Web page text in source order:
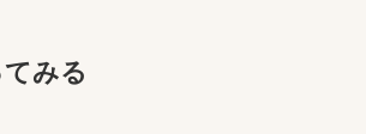
みる